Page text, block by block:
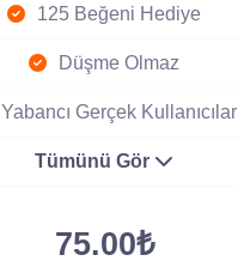
125 Beğeni Hediye
Düşme Olmaz
Yabancı Gerçek Kullanıcılar
Tümünü Gör
75.00₺